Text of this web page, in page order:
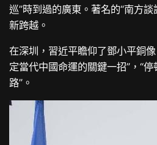
巡”時到過的廣東。著名的“南方
新跨越。
在深圳，習近平瞻仰了鄧小平銅
定當代中國命運的關鍵一招”，“停
路”。